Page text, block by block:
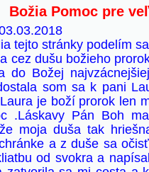
Božia Pomoc pre
tejto stránky podelím
cez dušu božieho
do Božej
som sa k pani
je boží prorok len
.Láskavy Pán Boh
moja duša tak
a z duše sa
od svokra a